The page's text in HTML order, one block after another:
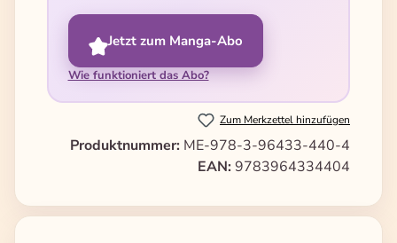
Jetzt zum Manga-Abo
Wie funktioniert das Abo?
Zum Merkzettel hinzufügen
Produktnummer: ME-978-3-96433-440-4
EAN: 9783964334404